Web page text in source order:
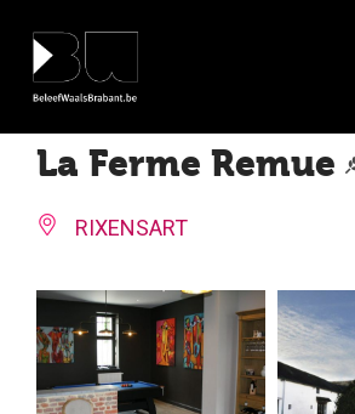
La Ferme Remue
RIXENSART